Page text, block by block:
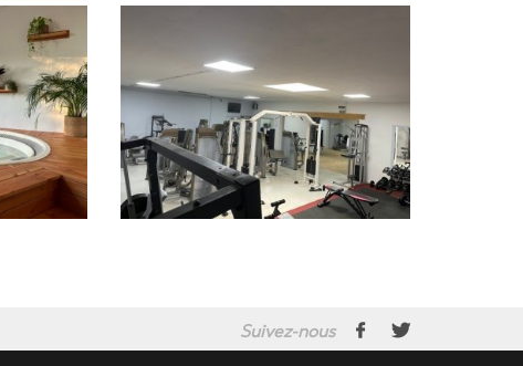
Suivez-nous